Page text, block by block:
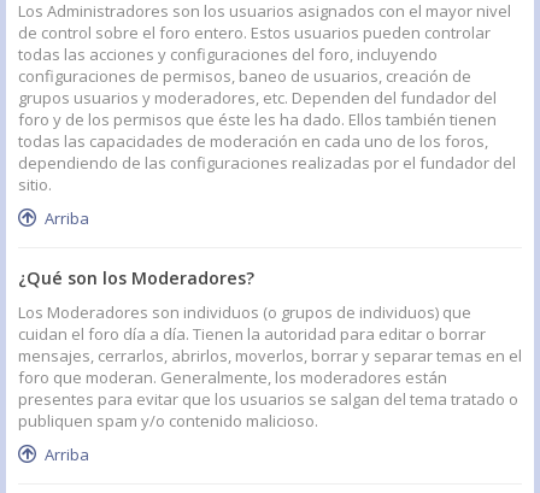
Los Administradores son los usuarios asignados con el mayor nivel
de control sobre el foro entero. Estos usuarios pueden controlar
todas las acciones y configuraciones del foro, incluyendo
configuraciones de permisos, baneo de usuarios, creación de
grupos usuarios y moderadores, etc. Dependen del fundador del
foro y de los permisos que éste les ha dado. Ellos también tienen
todas las capacidades de moderación en cada uno de los foros,
dependiendo de las configuraciones realizadas por el fundador del
sitio.
Arriba
¿Qué son los Moderadores?
Los Moderadores son individuos (o grupos de individuos) que
cuidan el foro día a día. Tienen la autoridad para editar o borrar
mensajes, cerrarlos, abrirlos, moverlos, borrar y separar temas en el
foro que moderan. Generalmente, los moderadores están
presentes para evitar que los usuarios se salgan del tema tratado o
publiquen spam y/o contenido malicioso.
Arriba